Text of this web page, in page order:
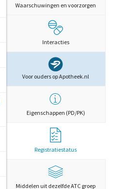
Waarschuwingen en voorzorgen
Interacties
Voor ouders op Apotheek.nl
Eigenschappen (PD/PK)
Registratiestatus
Middelen uit dezelfde ATC groep